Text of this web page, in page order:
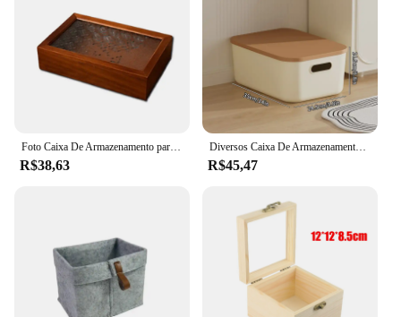
Foto Caixa De Armazenamento para Jóias e Trinket, Caixa De Memória Decorativa, Home Organização Presente
R$38,63
Diversos Caixa De Armazenamento Com Tampa, Organizador De Mesa, Cesta De Plástico, Guarda-roupa, Gaveta De Roupas, Cosméticos, Pequenas Coisas
R$45,47